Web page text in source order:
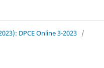
DPCE Online 3-2023 /